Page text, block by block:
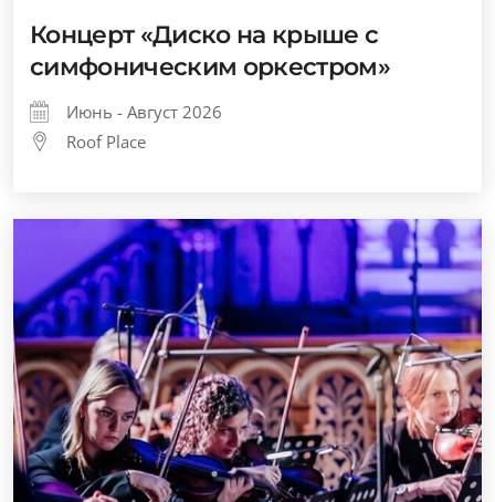
Концерт «Диско на крыше с
симфоническим оркестром»
Июнь - Август 2026
Roof Place